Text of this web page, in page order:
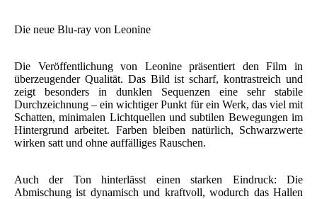
Die neue Blu-ray von Leonine
Die Veröffentlichung von Leonine präsentiert den Film in
überzeugender Qualität. Das Bild ist scharf, kontrastreich und
zeigt besonders in dunklen Sequenzen eine sehr stabile
Durchzeichnung – ein wichtiger Punkt für ein Werk, das viel mit
Schatten, minimalen Lichtquellen und subtilen Bewegungen im
Hintergrund arbeitet. Farben bleiben natürlich, Schwarzwerte
wirken satt und ohne auffälliges Rauschen.
Auch der Ton hinterlässt einen starken Eindruck: Die
Abmischung ist dynamisch und kraftvoll, wodurch das Hallen